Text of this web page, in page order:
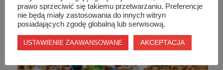
prawo sprzeciwić się takiemu przetwarzaniu. Preferencje
nie będą miały zastosowania do innych witryn
posiadających zgodę globalną lub serwisową.
USTAWIENIE ZAAWANSOWANE AKCEPTACJA